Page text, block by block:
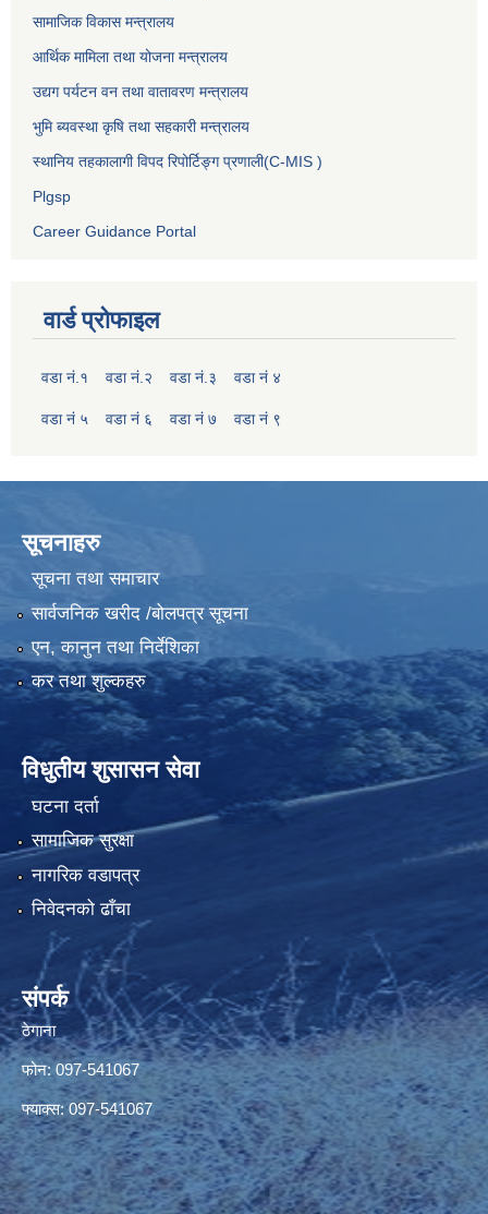
सामाजिक विकास मन्त्रालय
आर्थिक मामिला तथा योजना मन्त्रालय
उद्यग पर्यटन वन तथा वातावरण मन्त्रालय
भुमि ब्यवस्था कृषि तथा सहकारी मन्त्रालय
स्थानिय तहकालागी विपद रिपोर्टिङ्ग प्रणाली(C-MIS )
Plgsp
Career Guidance Portal
वार्ड प्रोफाइल
वडा नं.१ वडा नं.२ वडा नं.३ वडा नं ४
वडा नं ५ वडा नं ६ वडा नं ७ वडा नं ९
सूचनाहरु
सूचना तथा समाचार
सार्वजनिक खरीद /बोलपत्र सूचना
एन, कानुन तथा निर्देशिका
कर तथा शुल्कहरु
विधुतीय शुसासन सेवा
घटना दर्ता
सामाजिक सुरक्षा
नागरिक वडापत्र
निवेदनको ढाँचा
संपर्क
ठेगाना
फोन: 097-541067
फ्याक्स: 097-541067